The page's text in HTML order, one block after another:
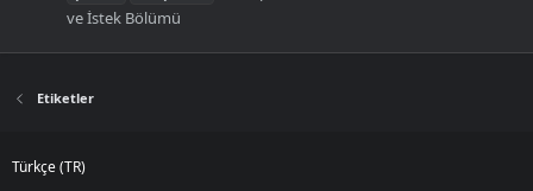
ve İstek Bölümü
Etiketler
Türkçe (TR)